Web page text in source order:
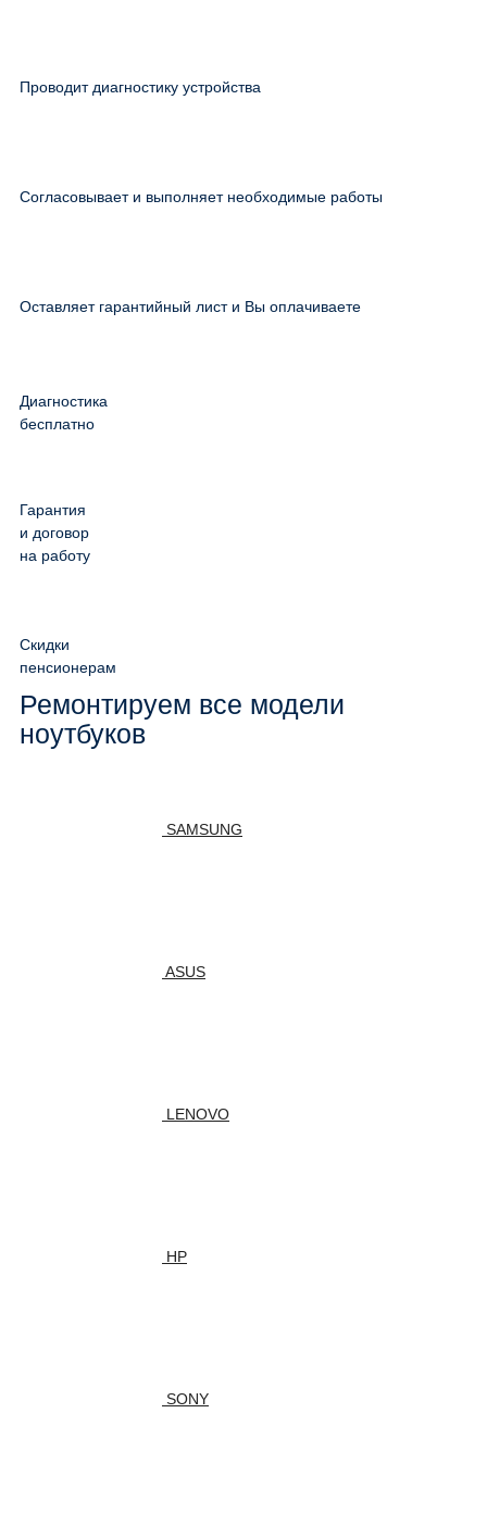
Проводит диагностику устройства
Согласовывает и выполняет необходимые работы
Оставляет гарантийный лист и Вы оплачиваете
Диагностика
бесплатно
Гарантия
и договор
на работу
Скидки
пенсионерам
Ремонтируем все модели
ноутбуков
SAMSUNG
ASUS
LENOVO
HP
SONY